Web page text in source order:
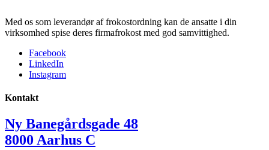
Med os som leverandør af frokostordning kan de ansatte i din
virksomhed spise deres firmafrokost med god samvittighed.
Facebook
LinkedIn
Instagram
Kontakt
Ny Banegårdsgade 48
8000 Aarhus C